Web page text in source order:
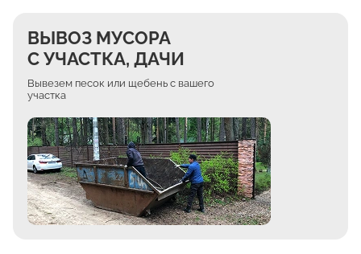
ВЫВОЗ МУСОРА
С УЧАСТКА, ДАЧИ
Вывезем песок или щебень с вашего
участка